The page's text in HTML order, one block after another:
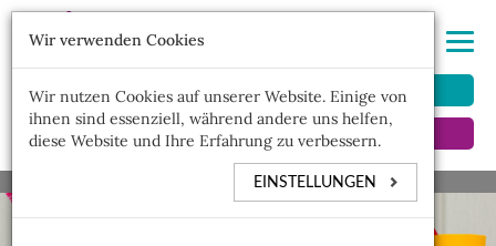
MITGLIEDERBEREICH
KINDERZAHNARZTSUCHE
Wir verwenden Cookies
Wir nutzen Cookies auf unserer Website. Einige von
ihnen sind essenziell, während andere uns helfen,
diese Website und Ihre Erfahrung zu verbessern.
EINSTELLUNGEN